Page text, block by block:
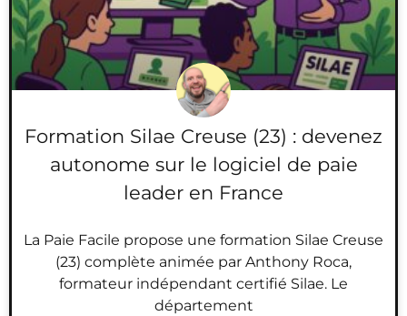
Formation Silae Creuse (23) : devenez
autonome sur le logiciel de paie
leader en France
La Paie Facile propose une formation Silae Creuse
(23) complète animée par Anthony Roca,
formateur indépendant certifié Silae. Le
département